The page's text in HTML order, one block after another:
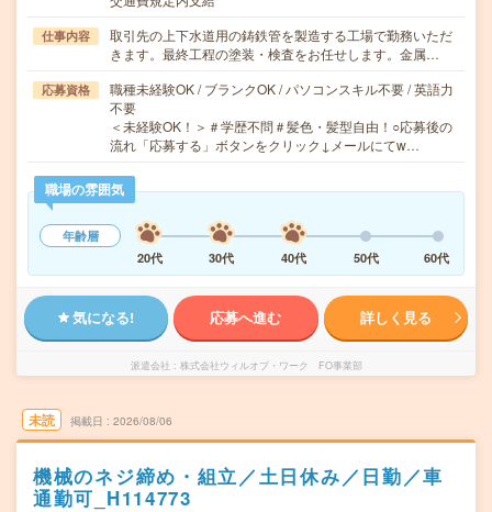
仕事内容
取引先の上下水道用の鋳鉄管を製造する工場で勤務いただ
きます。最終工程の塗装・検査をお任せします。金属…
応募資格
職種未経験OK / ブランクOK / パソコンスキル不要 / 英語力
不要
＜未経験OK！＞＃学歴不問＃髪色・髪型自由！○応募後の
流れ「応募する」ボタンをクリック↓メールにてw…
職場の雰囲気
年齢層
20代
30代 40代 50代 60代
気になる! 応募へ進む 詳しく見る
派遣会社 株式会社ウィルオブ・ワーク FO事業部
未読 掲載日 2026/08/06
機械のネジ締め・組立／土日休み／日勤／車
通勤可_H114773